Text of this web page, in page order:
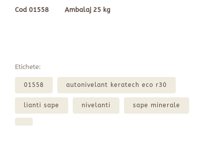
Cod 01558 Ambalaj 25 kg
Etichete:
01558 autonivelant keratech eco r30
lianti sape nivelanti sape minerale